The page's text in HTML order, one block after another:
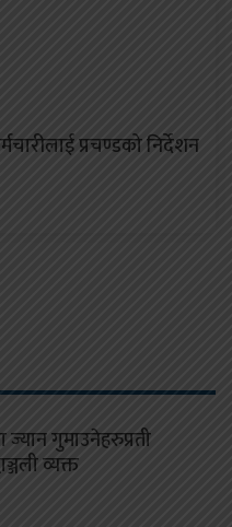
प्रचण्डको निर्देशन
ज्यान गुमाउनेहरुप्रती
व्यक्त